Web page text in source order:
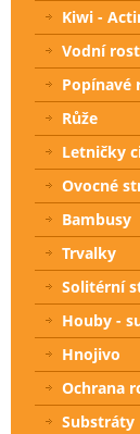
Kiwi -
Vodní
Popínavé
Růže
Letničky
Ovocné
Bambusy
Trvalky
Solitérní
Houby -
Hnojivo
Ochrana
Substráty